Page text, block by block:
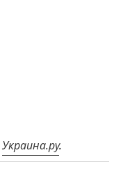
Украина.ру.